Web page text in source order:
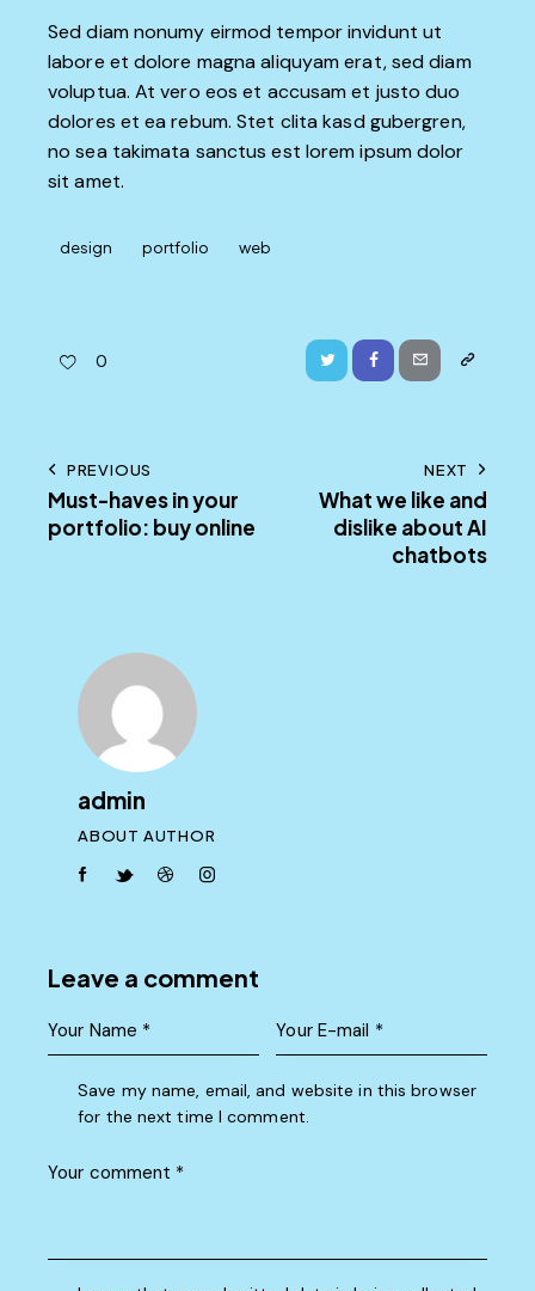
Sed diam nonumy eirmod tempor invidunt ut
labore et dolore magna aliquyam erat, sed diam
voluptua. At vero eos et accusam et justo duo
dolores et ea rebum. Stet clita kasd gubergren,
no sea takimata sanctus est lorem ipsum dolor
sit amet.
design portfolio web
0 Twitter FacebookEmail
Copy
Post
navigation
PREVIOUS
Must-haves in your
portfolio: buy online
NEXT
What we like and
dislike about AI
chatbots
admin
ABOUT AUTHOR
facebook-
twitter-dribble-instagram
Leave a comment
Save my name, email, and website in this browser
for the next time I comment.